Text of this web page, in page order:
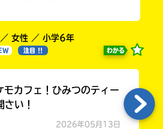
女性 ／ 小学6年
注目 !! わかる
カフェ！ひみつのティー
さい！
2026年05月13日